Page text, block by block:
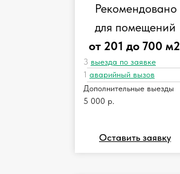
Рекомендовано
для помещений
от 201 до 700 м2
3 выезда по заявке
1 аварийный вызов
Дополнительные выезды
5 000 р.
Оставить заявку